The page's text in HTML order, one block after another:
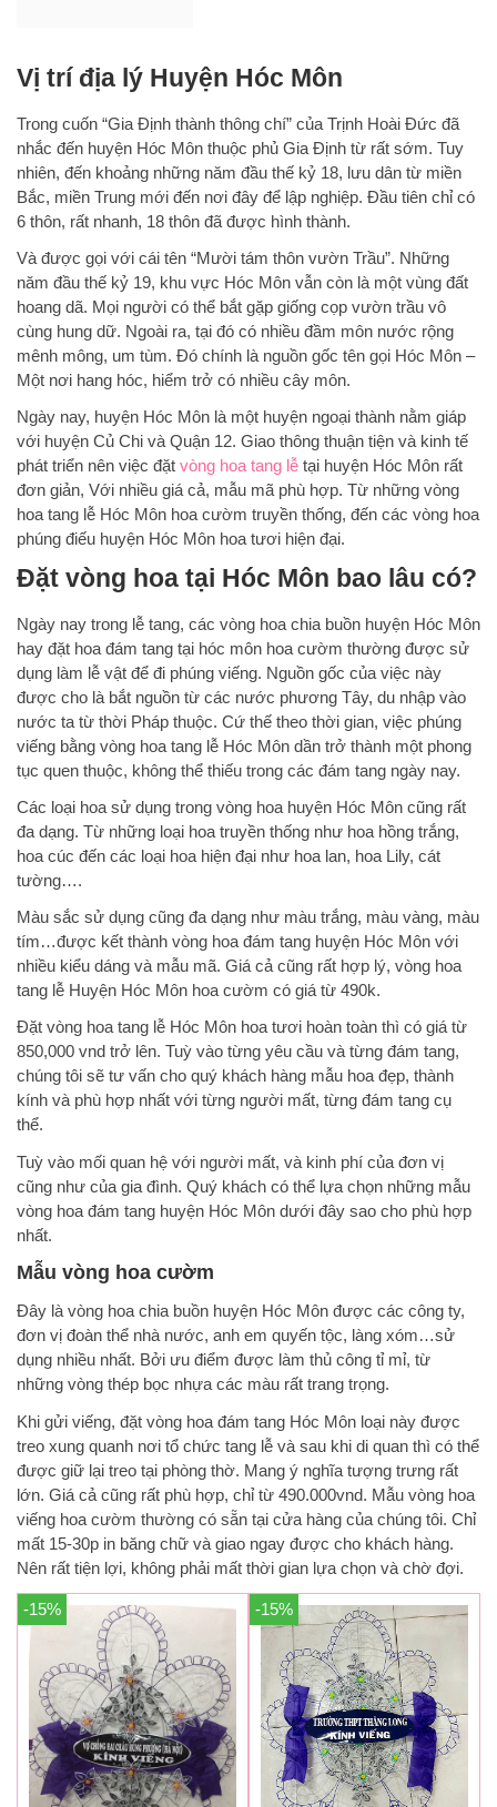
Vị trí địa lý Huyện Hóc Môn
Trong cuốn “Gia Định thành thông chí” của Trịnh Hoài Đức đã
nhắc đến huyện Hóc Môn thuộc phủ Gia Định từ rất sớm. Tuy
nhiên, đến khoảng những năm đầu thế kỷ 18, lưu dân từ miền
Bắc, miền Trung mới đến nơi đây để lập nghiệp. Đầu tiên chỉ có
6 thôn, rất nhanh, 18 thôn đã được hình thành.
Và được gọi với cái tên “Mười tám thôn vườn Trầu”. Những
năm đầu thế kỷ 19, khu vực Hóc Môn vẫn còn là một vùng đất
hoang dã. Mọi người có thể bắt gặp giống cọp vườn trầu vô
cùng hung dữ. Ngoài ra, tại đó có nhiều đầm môn nước rộng
mênh mông, um tùm. Đó chính là nguồn gốc tên gọi Hóc Môn –
Một nơi hang hóc, hiểm trở có nhiều cây môn.
Ngày nay, huyện Hóc Môn là một huyện ngoại thành nằm giáp
với huyện Củ Chi và Quận 12. Giao thông thuận tiện và kinh tế
phát triển nên việc đặt vòng hoa tang lễ tại huyện Hóc Môn rất
đơn giản, Với nhiều giá cả, mẫu mã phù hợp. Từ những vòng
hoa tang lễ Hóc Môn hoa cườm truyền thống, đến các vòng hoa
phúng điếu huyện Hóc Môn hoa tươi hiện đại.
Đặt vòng hoa tại Hóc Môn bao lâu có?
Ngày nay trong lễ tang, các vòng hoa chia buồn huyện Hóc Môn
hay đặt hoa đám tang tại hóc môn hoa cườm thường được sử
dụng làm lễ vật để đi phúng viếng. Nguồn gốc của việc này
được cho là bắt nguồn từ các nước phương Tây, du nhập vào
nước ta từ thời Pháp thuộc. Cứ thế theo thời gian, việc phúng
viếng bằng vòng hoa tang lễ Hóc Môn dần trở thành một phong
tục quen thuộc, không thể thiếu trong các đám tang ngày nay.
Các loại hoa sử dụng trong vòng hoa huyện Hóc Môn cũng rất
đa dạng. Từ những loại hoa truyền thống như hoa hồng trắng,
hoa cúc đến các loại hoa hiện đại như hoa lan, hoa Lily, cát
tường….
Màu sắc sử dụng cũng đa dạng như màu trắng, màu vàng, màu
tím…được kết thành vòng hoa đám tang huyện Hóc Môn với
nhiều kiểu dáng và mẫu mã. Giá cả cũng rất hợp lý, vòng hoa
tang lễ Huyện Hóc Môn hoa cườm có giá từ 490k.
Đặt vòng hoa tang lễ Hóc Môn hoa tươi hoàn toàn thì có giá từ
850,000 vnd trở lên. Tuỳ vào từng yêu cầu và từng đám tang,
chúng tôi sẽ tư vấn cho quý khách hàng mẫu hoa đẹp, thành
kính và phù hợp nhất với từng người mất, từng đám tang cụ
thể.
Tuỳ vào mối quan hệ với người mất, và kinh phí của đơn vị
cũng như của gia đình. Quý khách có thể lựa chọn những mẫu
vòng hoa đám tang huyện Hóc Môn dưới đây sao cho phù hợp
nhất.
Mẫu vòng hoa cườm
Đây là vòng hoa chia buồn huyện Hóc Môn được các công ty,
đơn vị đoàn thể nhà nước, anh em quyến tộc, làng xóm…sử
dụng nhiều nhất. Bởi ưu điểm được làm thủ công tỉ mỉ, từ
những vòng thép bọc nhựa các màu rất trang trọng.
Khi gửi viếng, đặt vòng hoa đám tang Hóc Môn loại này được
treo xung quanh nơi tổ chức tang lễ và sau khi di quan thì có thể
được giữ lại treo tại phòng thờ. Mang ý nghĩa tượng trưng rất
lớn. Giá cả cũng rất phù hợp, chỉ từ 490.000vnd. Mẫu vòng hoa
viếng hoa cườm thường có sẵn tại cửa hàng của chúng tôi. Chỉ
mất 15-30p in băng chữ và giao ngay được cho khách hàng.
Nên rất tiện lợi, không phải mất thời gian lựa chọn và chờ đợi.
-15% -15%